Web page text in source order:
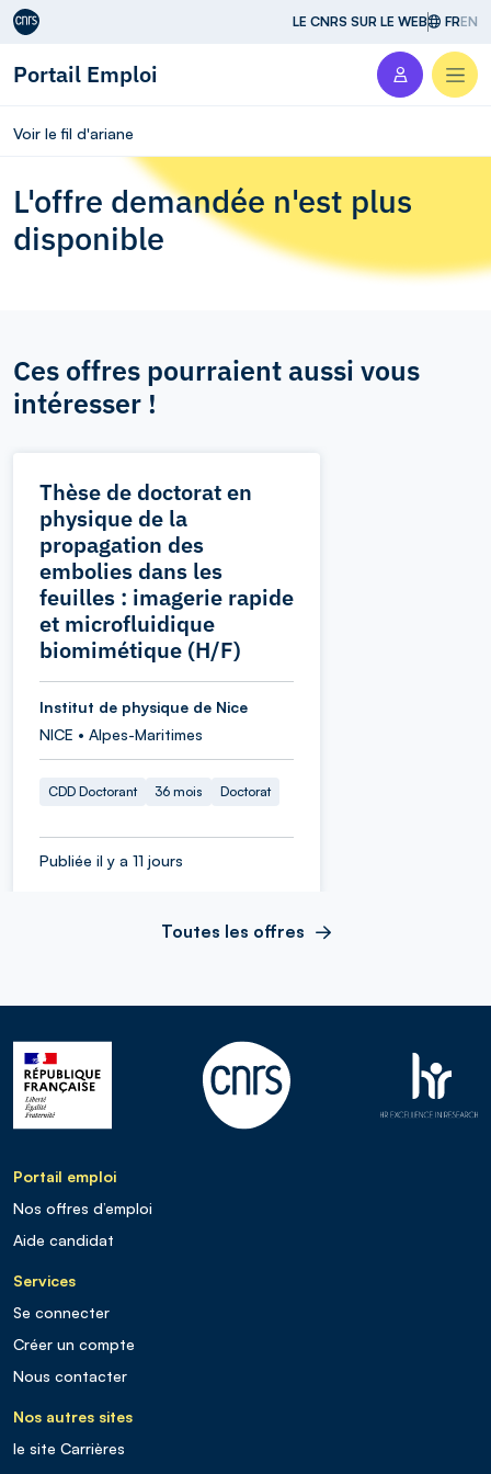
Aller au contenu LE CNRS SUR LE WEB FREN
Portail Emploi
Voir le fil d'ariane
L'offre demandée n'est plus
disponible
Ces offres pourraient aussi vous
intéresser !
Thèse de doctorat en
physique de la
propagation des
embolies dans les
feuilles : imagerie rapide
et microfluidique
biomimétique (H/F)
Institut de physique de Nice
NICE • Alpes-Maritimes
CDD Doctorant 36 mois Doctorat
Publiée il y a 11 jours
Toutes les offres
Portail emploi
Nos offres d’emploi
Aide candidat
Services
Se connecter
Créer un compte
Nous contacter
Nos autres sites
le site Carrières